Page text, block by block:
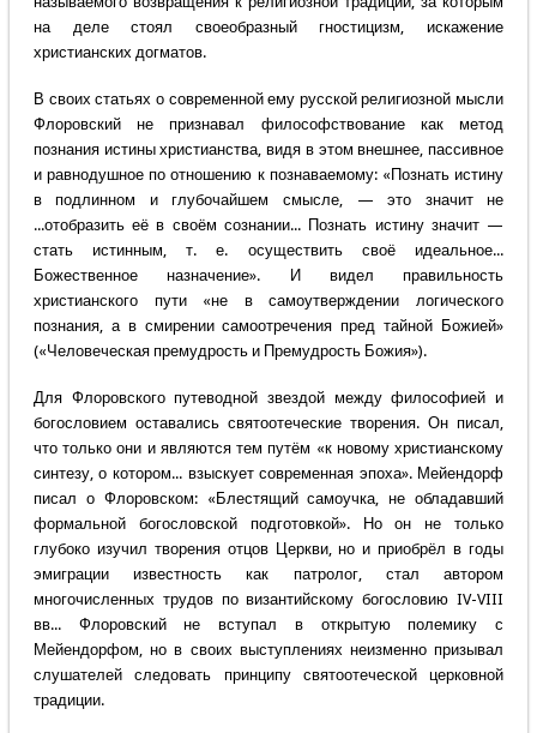
на деле стоял своеобразный гностицизм, искажение
христианских догматов.
В своих статьях о современной ему русской религиозной мысли
Флоровский не признавал философствование как метод
познания истины христианства, видя в этом внешнее, пассивное
и равнодушное по отношению к познаваемому: «Познать истину
в подлинном и глубочайшем смысле, — это значит не
...отобразить её в своём сознании... Познать истину значит —
стать истинным, т. е. осуществить своё идеальное...
Божественное назначение». И видел правильность
христианского пути «не в самоутверждении логического
познания, а в смирении самоотречения пред тайной Божией»
(«Человеческая премудрость и Премудрость Божия»).
Для Флоровского путеводной звездой между философией и
богословием оставались святоотеческие творения. Он писал,
что только они и являются тем путём «к новому христианскому
синтезу, о котором... взыскует современная эпоха». Мейендорф
писал о Флоровском: «Блестящий самоучка, не обладавший
формальной богословской подготовкой». Но он не только
глубоко изучил творения отцов Церкви, но и приобрёл в годы
эмиграции известность как патролог, стал автором
многочисленных трудов по византийскому богословию IV-VIII
вв... Флоровский не вступал в открытую полемику с
Мейендорфом, но в своих выступлениях неизменно призывал
слушателей следовать принципу святоотеческой церковной
традиции.